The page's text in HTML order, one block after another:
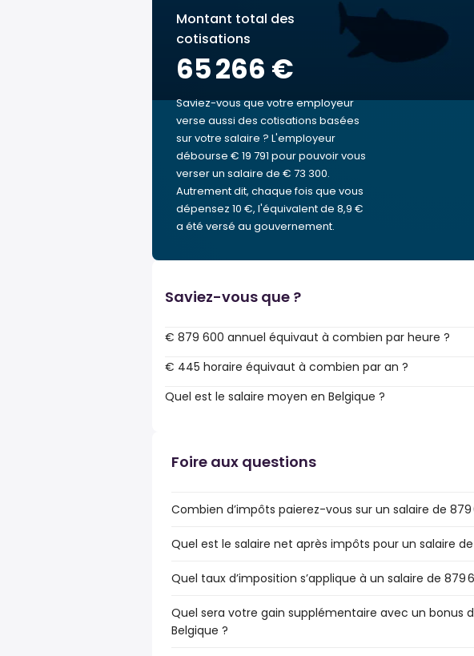
Montant total des
cotisations
65 266 €
Saviez-vous que votre employeur
verse aussi des cotisations basées
sur votre salaire ? L'employeur
débourse € 19 791 pour pouvoir vous
verser un salaire de € 73 300.
Autrement dit, chaque fois que vous
dépensez 10 €, l'équivalent de 8,9 €
a été versé au gouvernement.
Saviez-vous que ?
€ 879 600 annuel équivaut à combien par heure ?
€ 445 horaire équivaut à combien par an ?
Quel est le salaire moyen en Belgique ?
Foire aux questions
Combien d’impôts paierez-vous sur un salaire de 879
Quel est le salaire net après impôts pour un salaire
Quel taux d’imposition s’applique à un salaire de 879
Quel sera votre gain supplémentaire avec un bonus
Belgique ?